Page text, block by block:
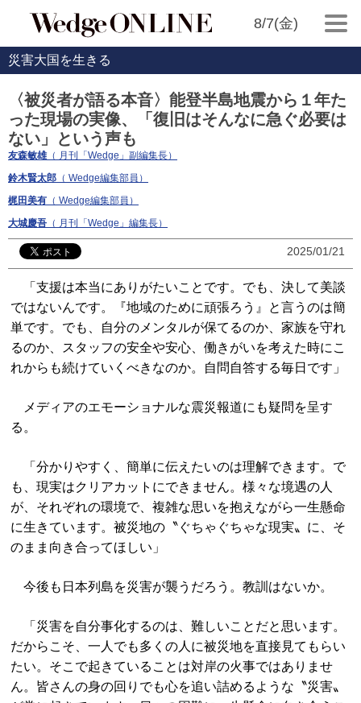
8/7(金)
災害大国を生きる
〈被災者が語る本音〉能登半島地震から１年た
った現場の実像、「復旧はそんなに急ぐ必要は
ない」という声も
友森敏雄（ 月刊「Wedge」副編集長）
鈴木賢太郎 （ Wedge編集部員）
梶田美有 （ Wedge編集部員）
大城慶吾 （ 月刊「Wedge」編集長）
2025/01/21
「支援は本当にありがたいことです。でも、決して美談
ではないんです。『地域のために頑張ろう』と言うのは簡
単です。でも、自分のメンタルが保てるのか、家族を守れ
るのか、スタッフの安全や安心、働きがいを考えた時にこ
れからも続けていくべきなのか。自問自答する毎日です」
メディアのエモーショナルな震災報道にも疑問を呈す
る。
「分かりやすく、簡単に伝えたいのは理解できます。で
も、現実はクリアカットにできません。様々な境遇の人
が、それぞれの環境で、複雑な思いを抱えながら一生懸命
に生きています。被災地の〝ぐちゃぐちゃな現実〟に、そ
のまま向き合ってほしい」
今後も日本列島を災害が襲うだろう。教訓はないか。
「災害を自分事化するのは、難しいことだと思います。
だからこそ、一人でも多くの人に被災地を直接見てもらい
たい。そこで起きていることは対岸の火事ではありませ
ん。皆さんの身の回りでも心を追い詰めるような〝災害〟